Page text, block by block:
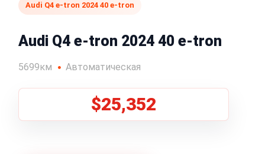
Audi Q4 e-tron 2024 40 e-tron
Audi Q4 e-tron 2024 40 e-tron
5699км Автоматическая
$25,352